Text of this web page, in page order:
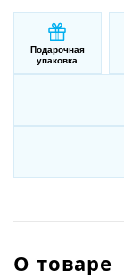
Подарочная
упаковка
О товаре